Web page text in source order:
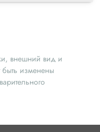
внешний вид и
быть изменены